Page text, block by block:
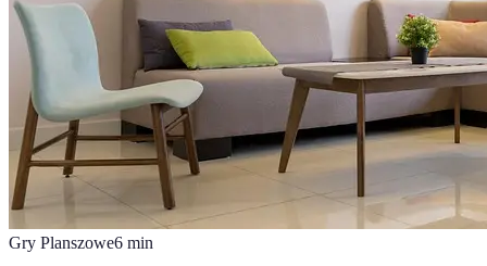
Gry Planszowe6 min